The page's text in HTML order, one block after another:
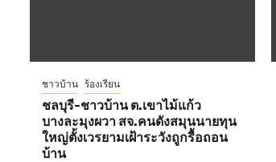
ชาวบ้าน ร้องเรียน
ชลบุรี-ชาวบ้าน ต.เขาไม้แก้ว
บางละมุงผวา สจ.คนดังสมุนนายทุน
ใหญ่ตั้งเวรยามเฝ้าระวังถูกรื้อถอน
บ้าน